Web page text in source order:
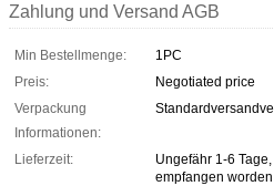
Zahlung und Versand AGB
Min Bestellmenge:
1PC
Preis:
Negotiated price
Verpackung
Informationen:
Lieferzeit:
Ungefähr 1-6
empfangen